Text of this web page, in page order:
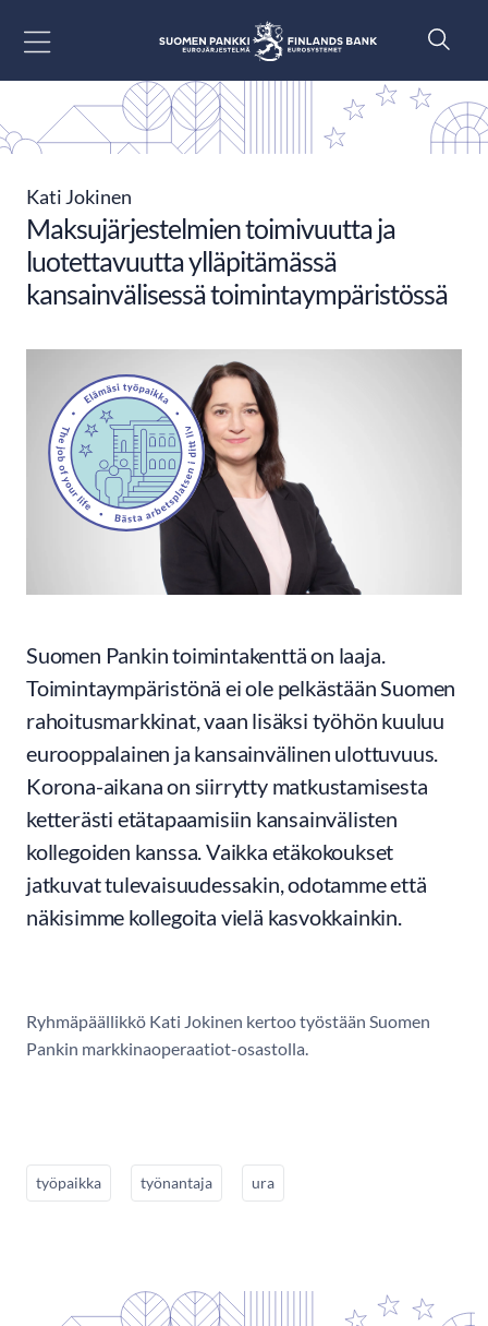
Kati Jokinen
Maksujärjestelmien toimivuutta ja
luotettavuutta ylläpitämässä
kansainvälisessä toimintaympäristössä
Suomen Pankin toimintakenttä on laaja.
Toimintaympäristönä ei ole pelkästään Suomen
rahoitusmarkkinat, vaan lisäksi työhön kuuluu
eurooppalainen ja kansainvälinen ulottuvuus.
Korona-aikana on siirrytty matkustamisesta
ketterästi etätapaamisiin kansainvälisten
kollegoiden kanssa. Vaikka etäkokoukset
jatkuvat tulevaisuudessakin, odotamme että
näkisimme kollegoita vielä kasvokkainkin.
Ryhmäpäällikkö Kati Jokinen kertoo työstään Suomen
Pankin markkinaoperaatiot-osastolla.
työpaikka työnantaja ura